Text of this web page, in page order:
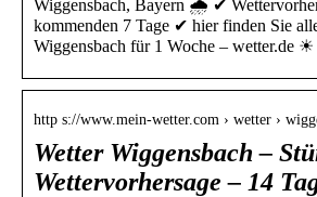
Wiggensbach, Bayern 🌧️ ✔
kommenden 7 Tage ✔ hier finden Sie
Wiggensbach für 1 Woche – wetter.de ☀
http s://www.mein-wetter.com › wetter ›
Wetter Wiggensbach –
Wettervorhersage – 14